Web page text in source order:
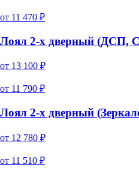
от 11 470 ₽
Лоял 2-х дверный (ДСП,
от 13 100 ₽
от 11 790 ₽
Лоял 2-х дверный
от 12 780 ₽
от 11 510 ₽